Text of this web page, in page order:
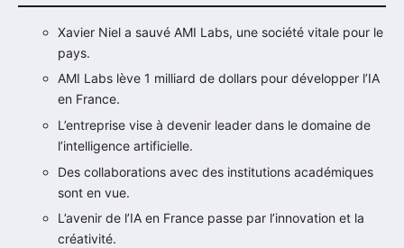
Xavier Niel a sauvé AMI Labs, une société vitale pour le
pays.
AMI Labs lève 1 milliard de dollars pour développer l’IA
en France.
L’entreprise vise à devenir leader dans le domaine de
l’intelligence artificielle.
Des collaborations avec des institutions académiques
sont en vue.
L’avenir de l’IA en France passe par l’innovation et la
créativité.